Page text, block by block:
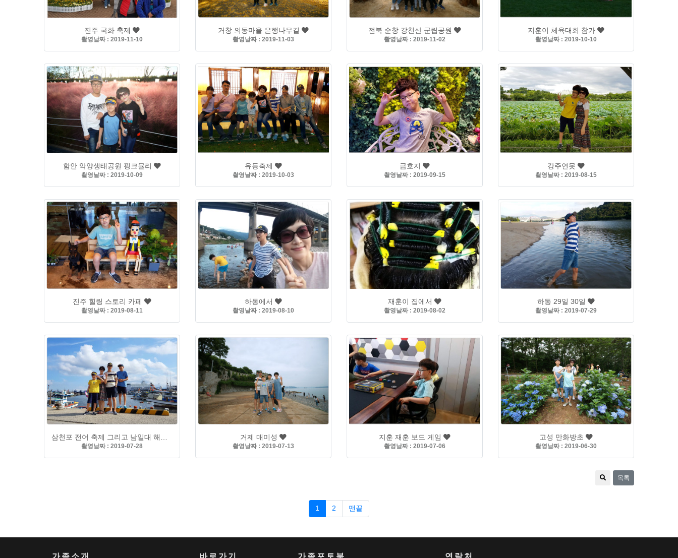
진주 국화 축제
촬영날짜 : 2019-11-10
거창 의동마을 은행나무길
촬영날짜 : 2019-11-03
전북 순창 강천산 군립공원
촬영날짜 : 2019-11-02
지훈이 체육대회 참가
촬영날짜 : 2019-10-10
함안 악양생태공원 핑크뮬리
촬영날짜 : 2019-10-09
유등축제
촬영날짜 : 2019-10-03
금호지
촬영날짜 : 2019-09-15
강주연못
촬영날짜 : 2019-08-15
진주 힐링 스토리 카페
촬영날짜 : 2019-08-11
하동에서
촬영날짜 : 2019-08-10
재훈이 집에서
촬영날짜 : 2019-08-02
하동 29일 30일
촬영날짜 : 2019-07-29
삼천포 전어 축제 그리고 남일대 해수욕장
촬영날짜 : 2019-07-28
거제 매미성
촬영날짜 : 2019-07-13
지훈 재훈 보드 게임
촬영날짜 : 2019-07-06
고성 만화방초
촬영날짜 : 2019-06-30
목록
1 2 맨끝
가족소개 바로가기 가족포토북 연락처